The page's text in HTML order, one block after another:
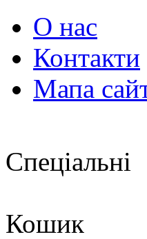
О нас
Контакти
Мапа
Спеціальні
Кошик